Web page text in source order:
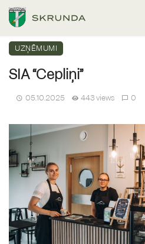
UZŅĒMUMI
SIA “Cepliņi”
05.10.2025 443 views 0